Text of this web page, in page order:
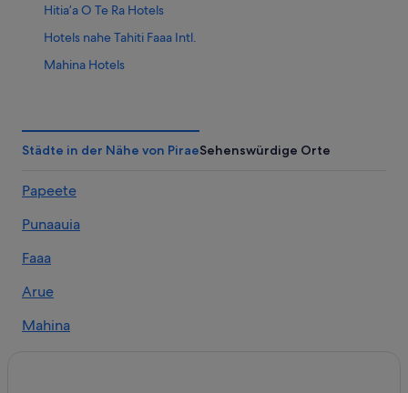
Hitia’a O Te Ra Hotels
Hotels nahe Tahiti Faaa Intl.
Mahina Hotels
Campingplätze in Papeete
Günstige in Papeete
Hotel-Resorts in Papeete
Strand in Papeete
Hotels nahe Vai'ava Beach
Städte in der Nähe von PiraeSehenswürdige Orte
Papeete
Punaauia
Faaa
Arue
Mahina